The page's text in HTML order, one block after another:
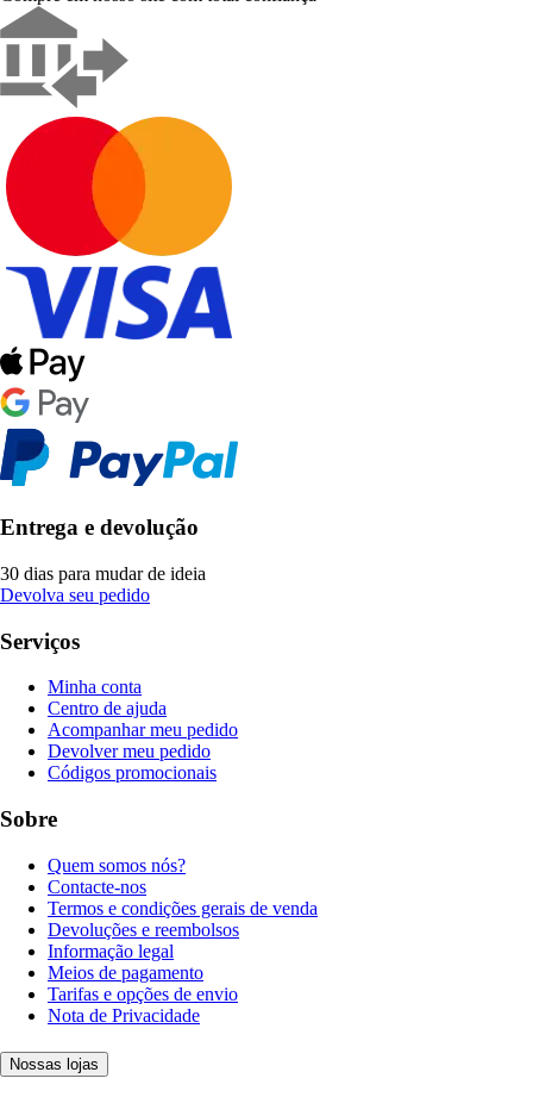
Entrega e devolução
30 dias para mudar de ideia
Devolva seu pedido
Serviços
Minha conta
Centro de ajuda
Acompanhar meu pedido
Devolver meu pedido
Códigos promocionais
Sobre
Quem somos nós?
Contacte-nos
Termos e condições gerais de venda
Devoluções e reembolsos
Informação legal
Meios de pagamento
Tarifas e opções de envio
Nota de Privacidade
Nossas lojas